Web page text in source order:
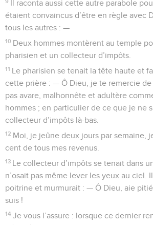
Il raconta aussi cette autre parabole
étaient convaincus d’être en règle avec
tous les autres : —
10 Deux hommes montèrent au temple
pharisien et un collecteur d’impôts.
11 Le pharisien se tenait la tête haute et
cette prière : — Ô Dieu, je te remercie
pas avare, malhonnête et adultère
hommes ; en particulier de ce que je ne
collecteur d’impôts là-bas.
12 Moi, je jeûne deux jours par semaine,
cent de tous mes revenus.
13 Le collecteur d’impôts se tenait dans
n’osait pas même lever les yeux au ciel.
poitrine et murmurait : — Ô Dieu, aie
suis !
14 Je vous l’assure : lorsque ce dernier